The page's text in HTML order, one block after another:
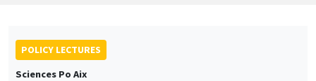
POLICY LECTURES
Sciences Po Aix